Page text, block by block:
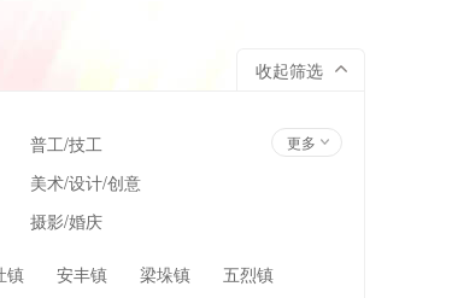
收起筛选
普工/技工
美术/设计/创意
摄影/婚庆
更多
镇 安丰镇 梁垛镇
五烈镇